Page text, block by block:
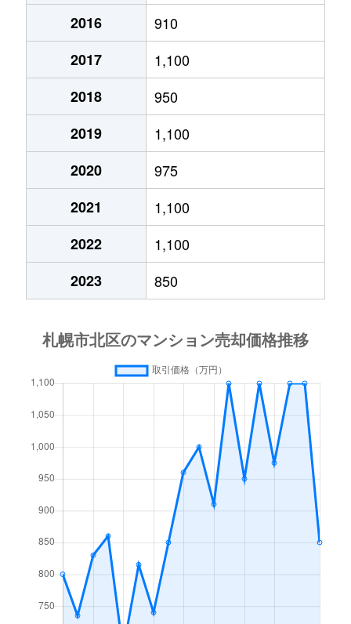
あいの里２条
550万円
あいの里２条
1,600万円
あいの里２条
1,500万円
あいの里２条
100万円
あいの里２条
200万円
あいの里２条
850万円
あいの里２条
550万円
あいの里２条
600万円
あいの里２条
あいの里教育大
あいの里３条
1,300万円 あいの里教育大
あいの里公園
麻生町
2,200万円 麻生
北６条西
1,200万円 札幌(ＪＲ)
北７条西
610万円
北７条西
2,300万円
北７条西
4,000万円
2016
910
2017
1,100
2018
950
2019
1,100
2020
975
2021
1,100
2022
1,100
2023
850